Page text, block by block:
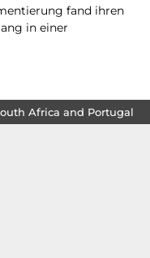
fand ihren
in einer
Africa and Portugal